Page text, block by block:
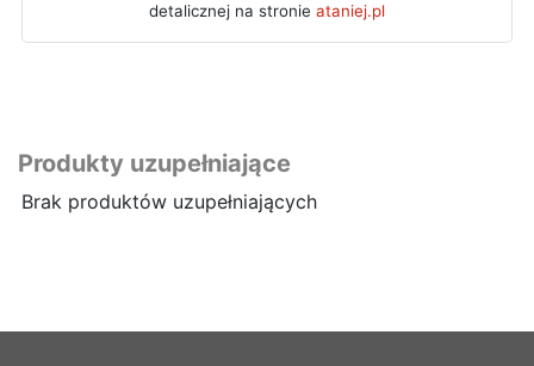
detalicznej na stronie ataniej.pl
Produkty uzupełniające
Brak produktów uzupełniających